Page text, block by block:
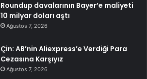
Roundup davalarının Bayer’e maliyeti
10 milyar doları aştı
Ağustos 7, 2026
Çin: AB’nin Aliexpress’e Verdiği Para
Cezasına Karşıyız
Ağustos 7, 2026